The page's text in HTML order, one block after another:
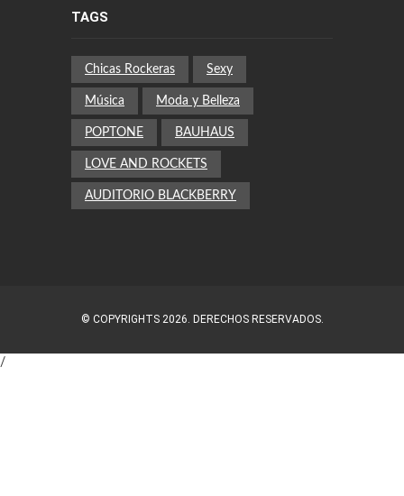
TAGS
Chicas Rockeras Sexy
Música Moda y Belleza
POPTONE BAUHAUS
LOVE AND ROCKETS
AUDITORIO BLACKBERRY
© COPYRIGHTS 2026. DERECHOS RESERVADOS.
/